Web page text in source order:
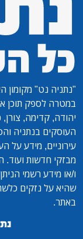
"נתניה נט" מקומון
במטרה לספק תוכן
יהודה, קדימה, צורן,
העוסקים בנתניה
עירוניים, מידע על
מבזקי חדשות ועוד.
ו/או מידע רשמי
שהיא על נזקים
באתר.